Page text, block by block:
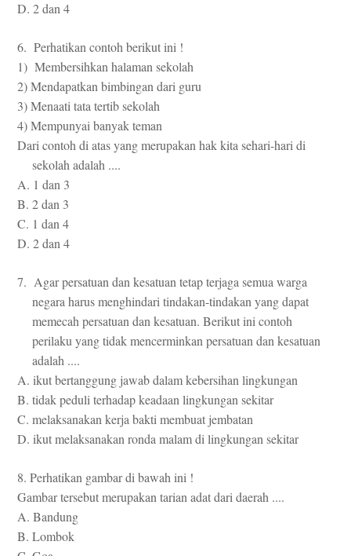
D. 2 dan 4
6. Perhatikan contoh berikut ini !
1) Membersihkan halaman sekolah
2) Mendapatkan bimbingan dari guru
3) Menaati tata tertib sekolah
4) Mempunyai banyak teman
Dari contoh di atas yang merupakan hak kita sehari-hari di
sekolah adalah ....
A. 1 dan 3
B. 2 dan 3
C. 1 dan 4
D. 2 dan 4
7. Agar persatuan dan kesatuan tetap terjaga semua warga
negara harus menghindari tindakan-tindakan yang dapat
memecah persatuan dan kesatuan. Berikut ini contoh
perilaku yang tidak mencerminkan persatuan dan kesatuan
adalah ....
A. ikut bertanggung jawab dalam kebersihan lingkungan
B. tidak peduli terhadap keadaan lingkungan sekitar
C. melaksanakan kerja bakti membuat jembatan
D. ikut melaksanakan ronda malam di lingkungan sekitar
8. Perhatikan gambar di bawah ini !
Gambar tersebut merupakan tarian adat dari daerah ....
A. Bandung
B. Lombok